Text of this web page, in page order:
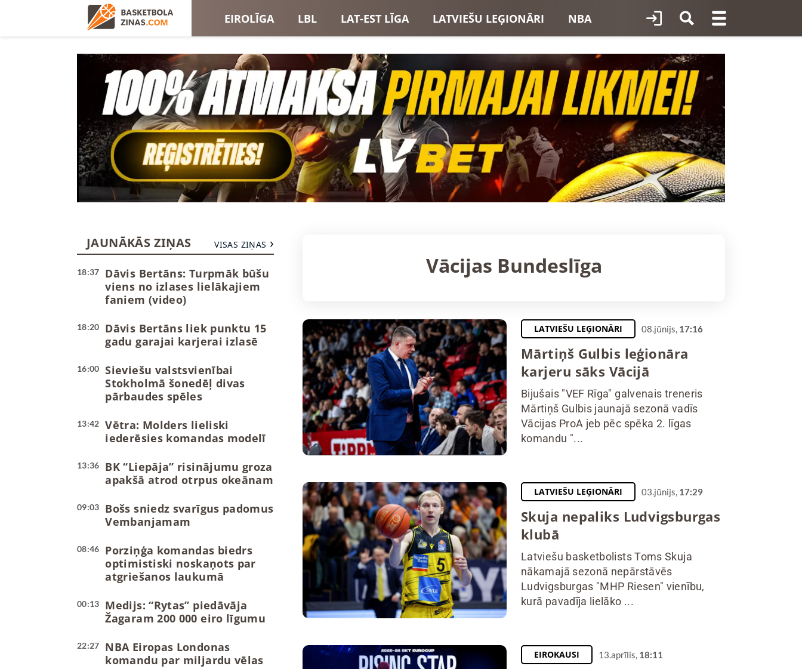
EIROLĪGA LBL LAT-EST LĪGA LATVIEŠU LEĢIONĀRI NBA
EIROKAUSI LATVIJAS IZLASE
JAUNĀKĀS ZIŅAS VISAS ZIŅAS
18:37
Dāvis Bertāns: Turpmāk būšu
viens no izlases lielākajiem
faniem (video)
18:20
Dāvis Bertāns liek punktu 15
gadu garajai karjerai izlasē
16:00
Sieviešu valstsvienībai
Stokholmā šonedēļ divas
pārbaudes spēles
13:42
Vētra: Molders lieliski
iederēsies komandas modelī
13:36
BK “Liepāja” risinājumu groza
apakšā atrod otrpus okeānam
09:03
Bošs sniedz svarīgus padomus
Vembanjamam
08:46
Porziņģa komandas biedrs
optimistiski noskaņots par
atgriešanos laukumā
00:13
Medijs: “Rytas” piedāvāja
Žagaram 200 000 eiro līgumu
22:27
NBA Eiropas Londonas
komandu par miljardu vēlas
Vācijas Bundeslīga
LATVIEŠU LEĢIONĀRI 08.jūnijs, 17:16
Mārtiņš Gulbis leģionāra
karjeru sāks Vācijā
Bijušais "VEF Rīga" galvenais treneris
Mārtiņš Gulbis jaunajā sezonā vadīs
Vācijas ProA jeb pēc spēka 2. līgas
komandu "...
LATVIEŠU LEĢIONĀRI 03.jūnijs, 17:29
Skuja nepaliks Ludvigsburgas
klubā
Latviešu basketbolists Toms Skuja
nākamajā sezonā nepārstāvēs
Ludvigsburgas "MHP Riesen" vienību,
kurā pavadīja lielāko ...
EIROKAUSI 13.aprīlis, 18:11